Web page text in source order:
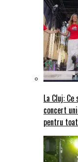
La Cluj:
concert
pentru